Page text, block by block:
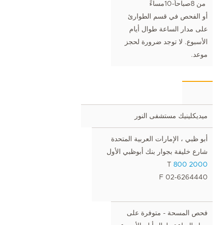
من 8صباحاً-10مساءً
أو الفحص في قسم الطوارئ
على مدار الساعة طوال أيام
الأسبوع. لا توجد ضرورة لحجز
موعد.
ميديكلينيك مستشفى النور
أبو ظبي ، الإمارات العربية المتحدة
شارع خليفة بجوار بنك أبوظبي الأول
800 2000
F 02-6264440
فحص المسحة - متوفرة على